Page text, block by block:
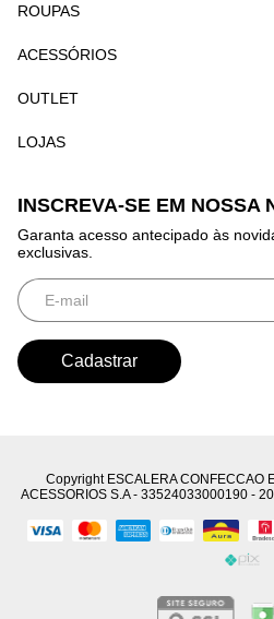
ROUPAS
ACESSÓRIOS
OUTLET
LOJAS
INSCREVA-SE EM NOSSA
Garanta acesso antecipado às
exclusivas.
Copyright ESCALERA CONFECCAO
ACESSORIOS S.A - 33524033000190 -